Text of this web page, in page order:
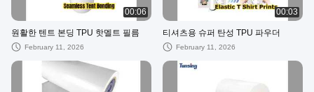
00:06
원활한 텐트 본딩 TPU 핫멜트 필름
February 11, 2026
00:03
티셔츠용 슈퍼 탄성 TPU 파우더
February 11, 2026